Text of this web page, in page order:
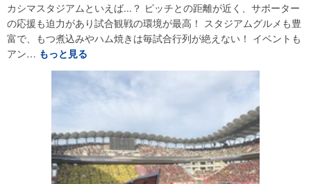
カシマスタジアムといえば...？ ピッチとの距離が近く、サポーター
の応援も迫力があり試合観戦の環境が最高！ スタジアムグルメも豊
富で、もつ煮込みやハム焼きは毎試合行列が絶えない！ イベントも
アン… もっと見る